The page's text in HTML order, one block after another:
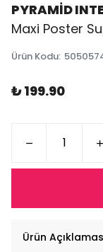
PYRAMİD
Maxi Poster
Ürün Kodu:
₺ 199.90
Ürün